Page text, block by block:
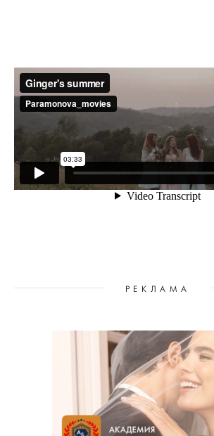
РЕКЛАМА